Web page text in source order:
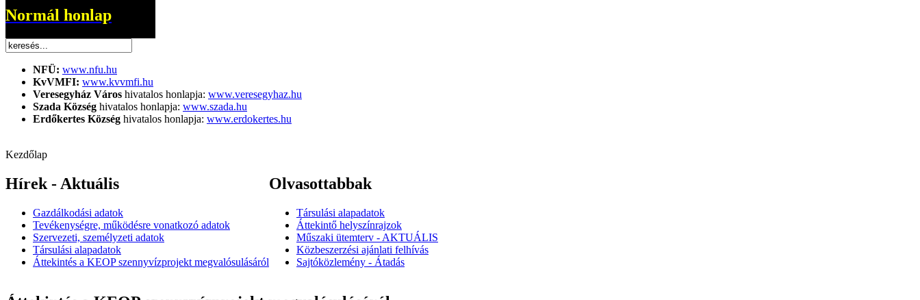
Normál honlap
NFÜ: www.nfu.hu
KvVMFI: www.kvvmfi.hu
Veresegyház Város hivatalos honlapja: www.veresegyhaz.hu
Szada Község hivatalos honlapja: www.szada.hu
Erdőkertes Község hivatalos honlapja: www.erdokertes.hu
Kezdőlap
Hírek - Aktuális
Gazdálkodási adatok
Tevékenységre, működésre vonatkozó adatok
Szervezeti, személyzeti adatok
Társulási alapadatok
Áttekintés a KEOP szennyvízprojekt megvalósulásáról
Olvasottabbak
Társulási alapadatok
Áttekintő helyszínrajzok
Műszaki ütemterv - AKTUÁLIS
Közbeszerzési ajánlati felhívás
Sajtóközlemény - Átadás